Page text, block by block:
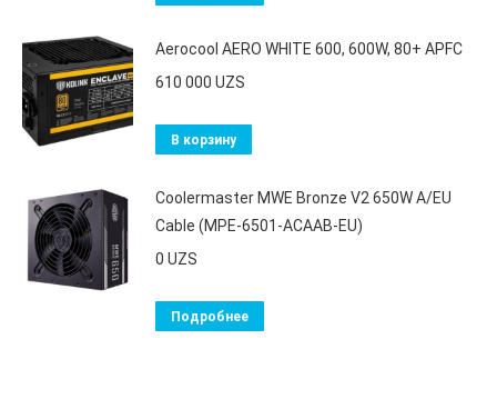
Aerocool AERO WHITE 600, 600W, 80+ APFC
610 000 UZS
В корзину
Coolermaster MWE Bronze V2 650W A/EU
Cable (MPE-6501-ACAAB-EU)
0 UZS
Подробнее